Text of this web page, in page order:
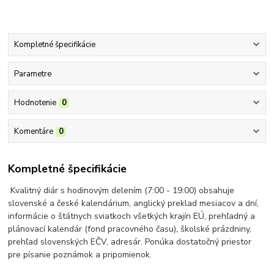
Kompletné špecifikácie
Parametre
Hodnotenie 0
Komentáre 0
Kompletné špecifikácie
Kvalitný diár s hodinovým delením (7:00 - 19:00) obsahuje
slovenské a české kalendárium, anglický preklad mesiacov a dní,
informácie o štátnych sviatkoch všetkých krajín EÚ, prehľadný a
plánovací kalendár (fond pracovného času), školské prázdniny,
prehľad slovenských EČV, adresár. Ponúka dostatočný priestor
pre písanie poznámok a pripomienok.